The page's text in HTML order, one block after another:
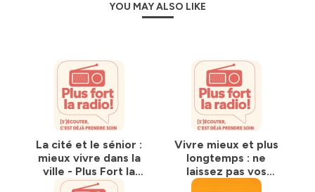
YOU MAY ALSO LIKE
La cité et le sénior :
mieux vivre dans la
ville - Plus Fort la
Radio - emission 10
Vivre mieux et plus
longtemps : ne
laissez pas vos
neurones au